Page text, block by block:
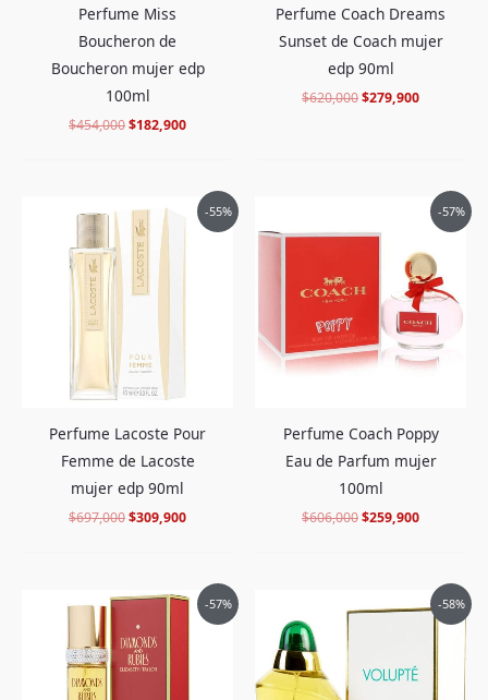
Perfume Miss
Boucheron de
Boucheron mujer edp
100ml
$454,000$182,900
Perfume Coach Dreams
Sunset de Coach mujer
edp 90ml
$620,000$279,900
-55%
Perfume Lacoste Pour
Femme de Lacoste
mujer edp 90ml
$697,000
precio
original
era:
$697,000.
$309,900
precio
actual
-57%
Perfume Coach Poppy
Eau de Parfum mujer
100ml
$606,000
original
$606,000.
$259,900
precio
actual
es:
$259,900.
-57%
El
original
era:
$284,000.
El
precio
-58%
precio
$380,000.
precio
actual
es:
$157,900.